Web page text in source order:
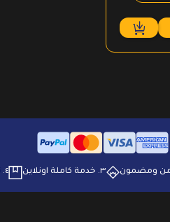
٣. ⁠خدمة كاملة اونلاين ٤. ⁠توصيل الى جميع انحاء البلاد